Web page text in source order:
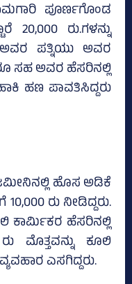
ಪೂರ್ಣಗೊಂಡ
20,000 ರು.ಗಳನ್ನು
ಅವರ ಪತ್ನಿಯು ಅವರ
ಸಹ ಅವರ ಹೆಸರಿನಲ್ಲಿ
ಹಣ ಪಾವತಿಸಿದ್ದರು
ಹೊಸ ಅಡಿಕೆ
ರು ನೀಡಿದ್ದರು.
ಕಾರ್ಮಿಕರ ಹೆಸರಿನಲ್ಲಿ
ಮೊತ್ತವನ್ನು ಕೂಲಿ
ಎಸಗಿದ್ದರು.